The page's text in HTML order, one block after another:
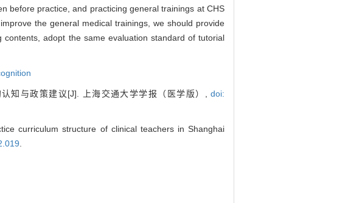
before practice, and practicing general trainings at CHS
the general medical trainings, we should provide
adopt the same evaluation standard of tutorial
知与政策建议[J]. 上海交通大学学报（医学版）,doi:
curriculum structure of clinical teachers in Shanghai
.